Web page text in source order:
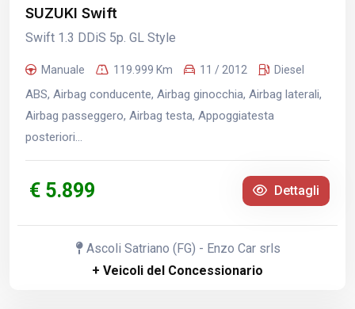
SUZUKI Swift
Swift 1.3 DDiS 5p. GL Style
Manuale 119.999 Km 11 / 2012 Diesel
ABS, Airbag conducente, Airbag ginocchia, Airbag laterali,
Airbag passeggero, Airbag testa, Appoggiatesta
posteriori...
€ 5.899 Dettagli
Ascoli Satriano (FG) - Enzo Car srls
+ Veicoli del Concessionario